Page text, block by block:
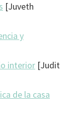
[Juveth
y
interior [Judit
de la casa